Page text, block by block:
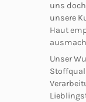
uns
unsere
Haut
Unser